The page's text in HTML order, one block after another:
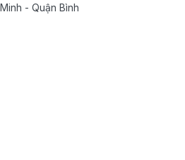
- Quận Bình